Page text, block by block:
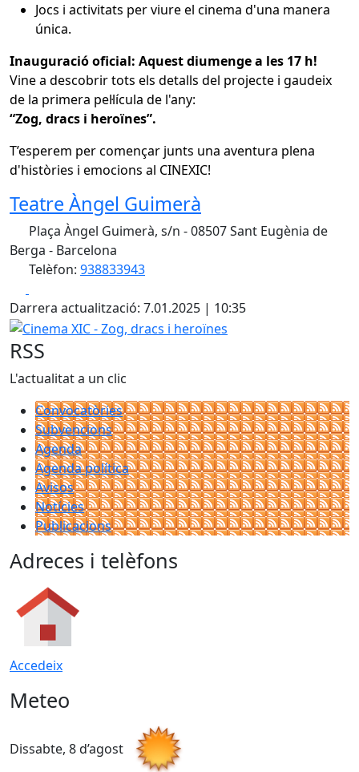
Jocs i activitats per viure el cinema d'una manera
única.
Inauguració oficial: Aquest diumenge a les 17 h!
Vine a descobrir tots els detalls del projecte i gaudeix
de la primera pel·lícula de l'any:
“Zog, dracs i heroïnes”.
T’esperem per començar junts una aventura plena
d'històries i emocions al CINEXIC!
Teatre Àngel Guimerà
Plaça Àngel Guimerà, s/n - 08507 Sant Eugènia de
Berga - Barcelona
Telèfon: 938833943
Darrera actualització: 7.01.2025 | 10:35
Cinema XIC - Zog, dracs i heroïnes
RSS
L'actualitat a un clic
Convocatòries
Subvencions
Agenda
Agenda política
Avisos
Notícies
Publicacions
Adreces i telèfons
Accedeix
Meteo
Dissabte, 8 d’agost